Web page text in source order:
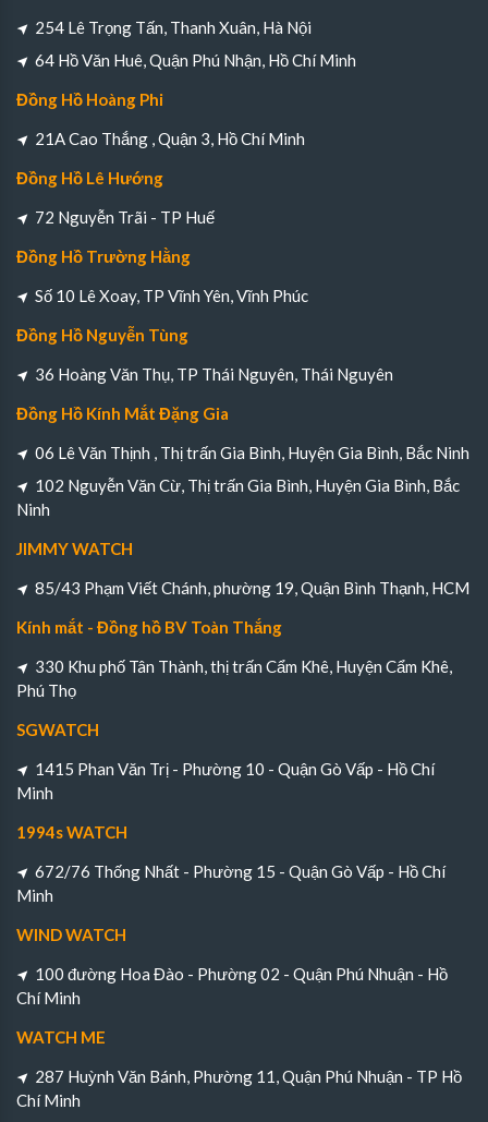
254 Lê Trọng Tấn, Thanh Xuân, Hà Nội
64 Hồ Văn Huê, Quận Phú Nhận, Hồ Chí Minh
Đồng Hồ Hoàng Phi
21A Cao Thắng , Quận 3, Hồ Chí Minh
Đồng Hồ Lê Hướng
72 Nguyễn Trãi - TP Huế
Đồng Hồ Trường Hằng
Số 10 Lê Xoay, TP Vĩnh Yên, Vĩnh Phúc
Đồng Hồ Nguyễn Tùng
36 Hoàng Văn Thụ, TP Thái Nguyên, Thái Nguyên
Đồng Hồ Kính Mắt Đặng Gia
06 Lê Văn Thịnh , Thị trấn Gia Bình, Huyện Gia Bình, Bắc Ninh
102 Nguyễn Văn Cừ, Thị trấn Gia Bình, Huyện Gia Bình, Bắc
Ninh
JIMMY WATCH
85/43 Phạm Viết Chánh, phường 19, Quận Bình Thạnh, HCM
Kính mắt - Đồng hồ BV Toàn Thắng
330 Khu phố Tân Thành, thị trấn Cẩm Khê, Huyện Cẩm Khê,
Phú Thọ
SGWATCH
1415 Phan Văn Trị - Phường 10 - Quận Gò Vấp - Hồ Chí
Minh
1994s WATCH
672/76 Thống Nhất - Phường 15 - Quận Gò Vấp - Hồ Chí
Minh
WIND WATCH
100 đường Hoa Đào - Phường 02 - Quận Phú Nhuận - Hồ
Chí Minh
WATCH ME
287 Huỳnh Văn Bánh, Phường 11, Quận Phú Nhuận - TP Hồ
Chí Minh